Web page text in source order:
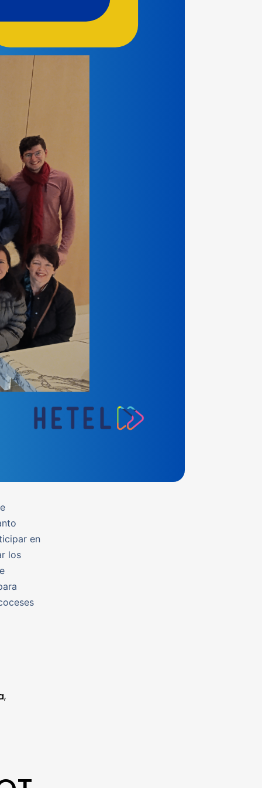
en
los
,